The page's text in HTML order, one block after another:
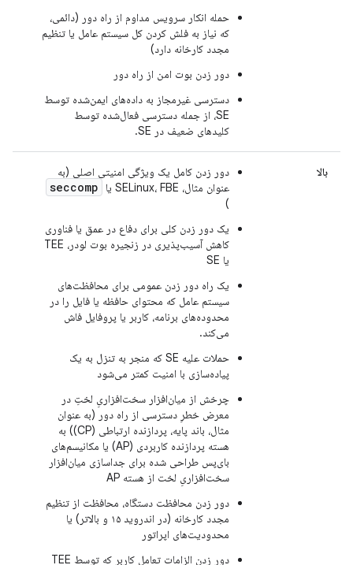
حمله انکار سرویس مداوم از راه دور (دائمی،
که نیاز به فلش کردن کل سیستم عامل یا تنظیم
مجدد کارخانه دارد)
دور زدن بوت امن از راه دور
دسترسی غیرمجاز به داده‌های ایمن‌شده توسط
SE، از جمله دسترسی فعال‌شده توسط
کلیدهای ضعیف در SE.
بالا
دور زدن کامل یک ویژگی امنیتی اصلی (به
عنوان مثال، SELinux، FBE یا
seccomp
)
یک دور زدن کلی برای دفاع در عمق یا فناوری
کاهش آسیب‌پذیری در زنجیره بوت لودر، TEE
یا SE
یک راه دور زدن عمومی برای محافظت‌های
سیستم عامل که محتوای حافظه یا فایل را در
محدوده‌های برنامه، کاربر یا پروفایل فاش
می‌کند.
حملات علیه SE که منجر به تنزل به یک
پیاده‌سازی با امنیت کمتر می‌شود
چرخش از میان‌افزار سخت‌افزاریِ لختِ در
معرض خطرِ دسترسی از راه دور (به عنوان
مثال، باند پایه، پردازنده ارتباطی (CP)) به
هسته پردازنده کاربردی (AP) یا مکانیسم‌های
بای‌پس طراحی شده برای جداسازی میان‌افزار
سخت‌افزاریِ لخت از هسته AP
دور زدن محافظت دستگاه، محافظت از تنظیم
مجدد کارخانه (در اندروید ۱۵ و بالاتر) یا
محدودیت‌های اپراتور
دور زدن الزامات تعامل کاربر که توسط TEE